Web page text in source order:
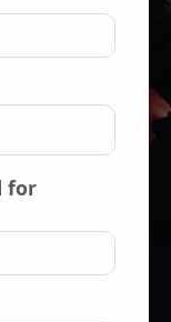
for